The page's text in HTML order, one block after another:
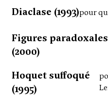
Diaclase (1993)pour
Figures paradoxales
(2000)
Hoquet suffoqué
(1995)